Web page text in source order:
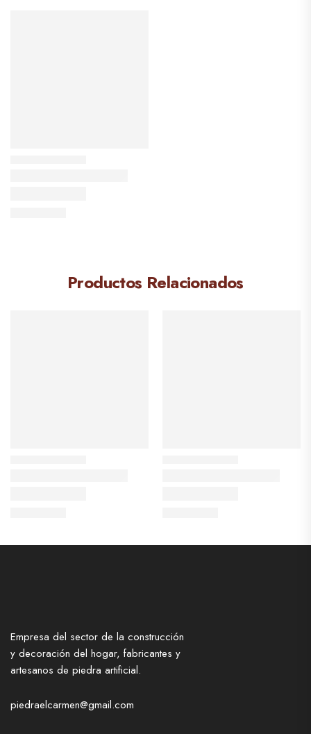
Productos Relacionados
Empresa del sector de la construcción
y decoración del hogar, fabricantes y
artesanos de piedra artificial.
piedraelcarmen@gmail.com